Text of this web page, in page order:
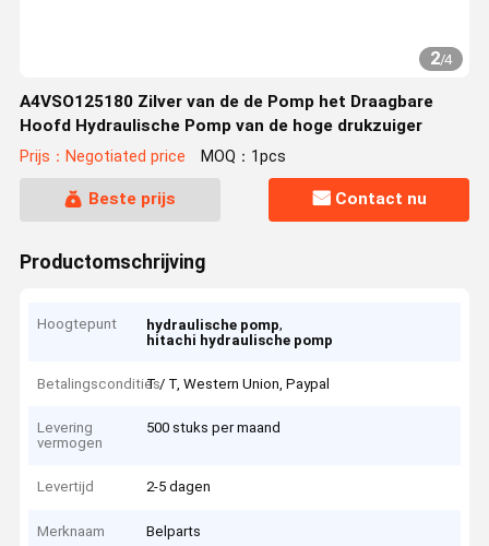
2/4
A4VSO125180 Zilver van de de Pomp het Draagbare
Hoofd Hydraulische Pomp van de hoge drukzuiger
Prijs：Negotiated price MOQ：1pcs
Beste prijs Contact nu
Productomschrijving
Hoogtepunt hydraulische pomp,
hitachi hydraulische pomp
BetalingsconditiesT / T, Western Union, Paypal
Levering
vermogen
500 stuks per maand
Levertijd 2-5 dagen
Merknaam Belparts